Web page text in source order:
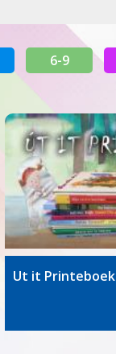
6-9
Ut it Printeboek